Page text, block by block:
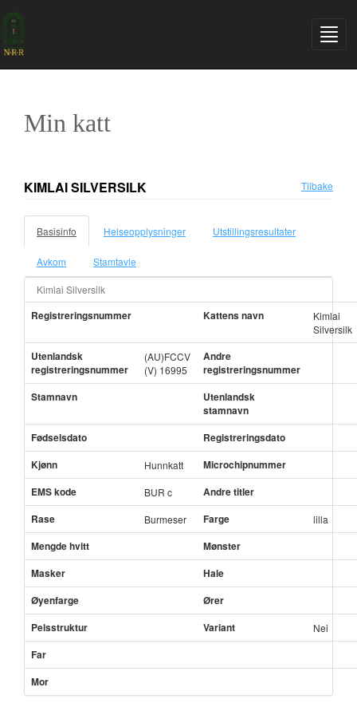
Min katt
KIMLAI SILVERSILK Tilbake
Basisinfo Helseopplysninger Utstillingsresultater
Avkom Stamtavle
Kimlai Silversilk
Registreringsnummer Kattens navn
Kimlai
Silversilk
Utenlandsk
registreringsnummer
(AU)FCCV
(V) 16995
Andre
registreringsnummer
Stamnavn
Utenlandsk
stamnavn
Fødselsdato
Registreringsdato
Kjønn
Hunnkatt
Microchipnummer
EMS kode
BUR c
Andre titler
Rase
Burmeser Farge lilla
Mengde hvitt
Mønster
Masker
Hale
Øyenfarge
Ører
Pelsstruktur
Variant Nei
Far
Mor